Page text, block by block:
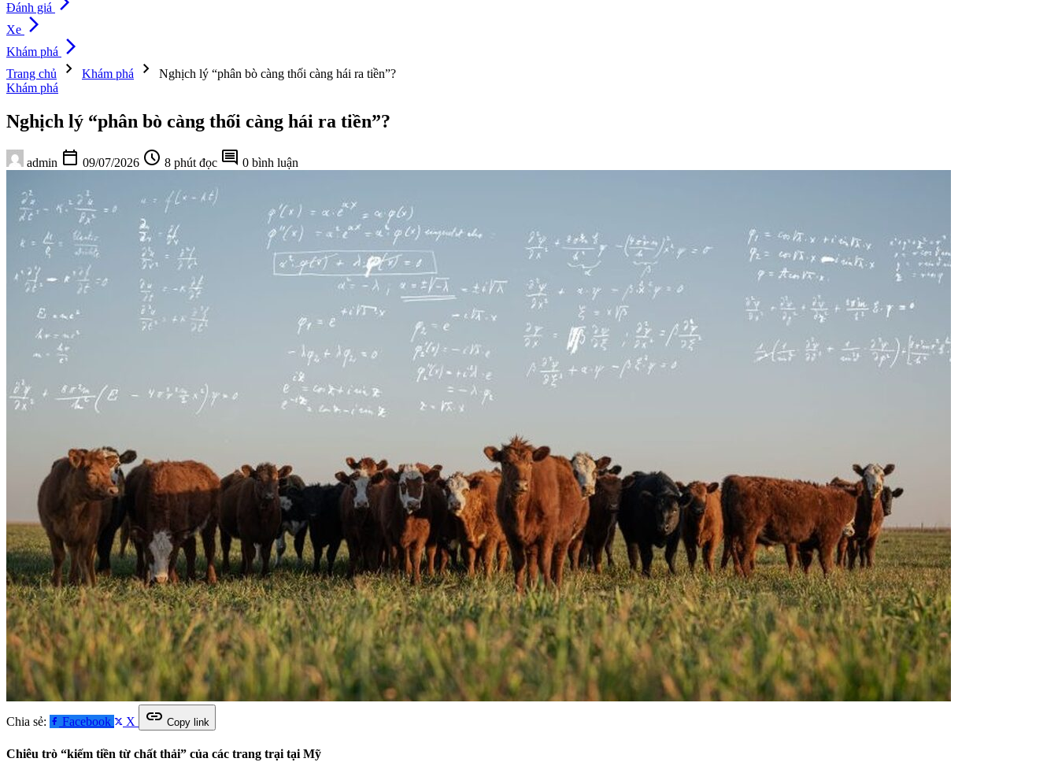
Đánh giá
Xe arrow_forward_ios
Khám phá arrow_forward_ios
Trang chủ chevron_right Khám phá chevron_right
Nghịch lý “phân bò càng thối càng hái ra tiền”?
Khám phá
Nghịch lý “phân bò càng thối càng hái ra tiền”?
admin calendar_today 09/07/2026 schedule 8 phút đọc comment 0 bình luận
Chia sẻ: Facebook X link Copy link
Chiêu trò “kiếm tiền từ chất thải” của các trang trại tại Mỹ